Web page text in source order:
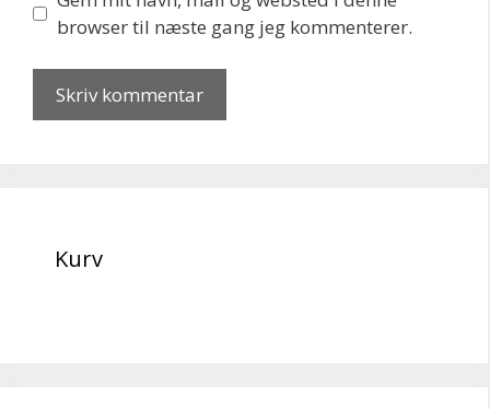
browser til næste gang jeg kommenterer.
Kurv